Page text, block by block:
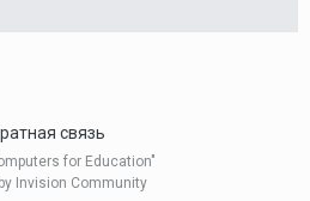
связь
for Education"
Invision Community